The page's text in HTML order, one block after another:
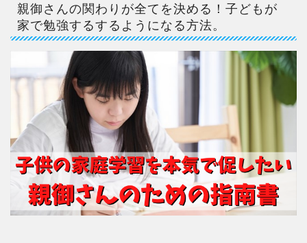
親御さんの関わりが全てを決める！子どもが
家で勉強するするようになる方法。